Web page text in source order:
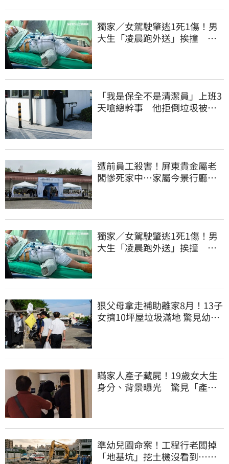
獨家／女駕駛肇逃1死1傷！男
大生「凌晨跑外送」挨撞 媽
「我是保全不是清潔員」上班3
天嗆總幹事 他拒倒垃圾被炒
遭前員工殺害！屏東貴金屬老
闆慘死家中…家屬今景行廳低
獨家／女駕駛肇逃1死1傷！男
大生「凌晨跑外送」挨撞 媽
狠父母拿走補助離家8月！13子
女擠10坪屋垃圾滿地 驚見幼童
瞞家人產子藏屍！19歲女大生
身分、背景曝光 驚見「產檢
準幼兒園命案！工程行老闆掉
「地基坑」挖土機沒看到…下